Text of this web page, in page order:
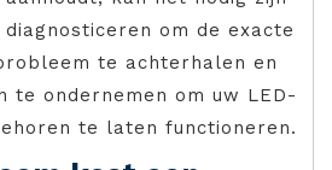
om de exacte
te achterhalen en
te ondernemen om uw LED-
te laten functioneren.